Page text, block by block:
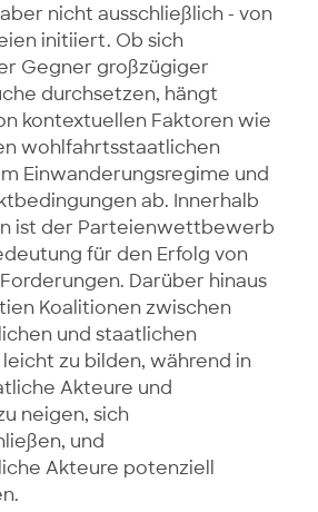
nicht ausschließlich - von
initiiert. Ob sich
Gegner großzügiger
durchsetzen, hängt
kontextuellen Faktoren wie
wohlfahrtsstaatlichen
Einwanderungsregime und
ab. Innerhalb
ist der Parteienwettbewerb
für den Erfolg von
Darüber hinaus
Koalitionen zwischen
und staatlichen
zu bilden, während in
Akteure und
neigen, sich
und
Akteure potenziell